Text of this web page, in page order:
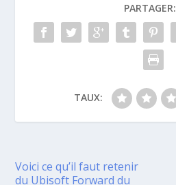
PARTAGER:
TAUX:
Voici ce qu’il faut retenir
du Ubisoft Forward du